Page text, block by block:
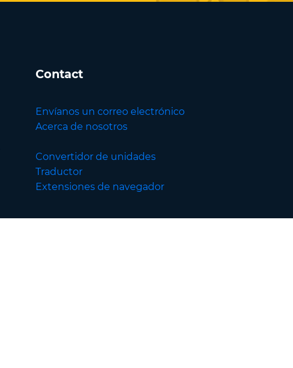
Contact
Envíanos un correo electrónico
Acerca de nosotros
Convertidor de unidades
Traductor
Extensiones de navegador